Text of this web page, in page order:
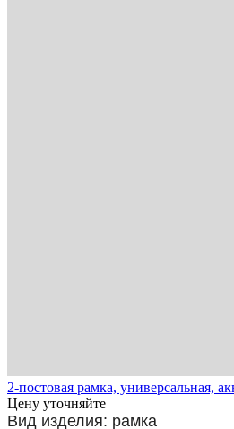
2-постовая рамка, универсальная,
Цену уточняйте
Вид изделия: рамка